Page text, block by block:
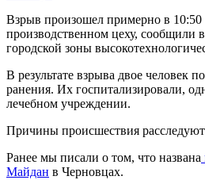
Взрыв произошел примерно в
производственном цеху, сообщили
городской зоны
В результате взрыва двое человек
ранения. Их госпитализировали,
лечебном учреждении.
Причины происшествия
Ранее мы писали о том, что названа
Майдан в Черновцах.